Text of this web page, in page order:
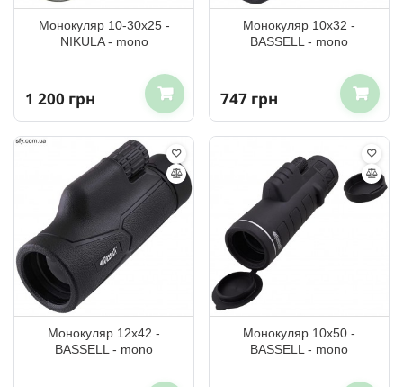
Монокуляр 10-30x25 -
NIKULA - mono
1 200 грн
Монокуляр 10x32 -
BASSELL - mono
747 грн
Монокуляр 12x42 -
BASSELL - mono
Монокуляр 10x50 -
BASSELL - mono